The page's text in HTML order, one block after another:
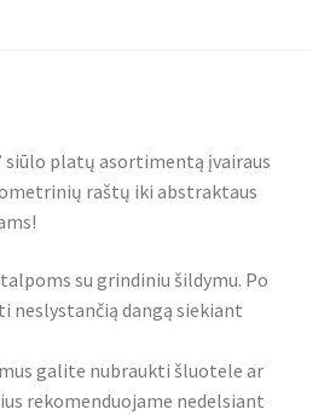
siūlo platų asortimentą įvairaus
raštų iki abstraktaus
su grindiniu šildymu. Po
neslystančią dangą siekiant
galite nubraukti šluotele ar
rekomenduojame nedelsiant